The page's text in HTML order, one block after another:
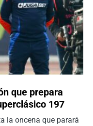
que prepara
197
la oncena que parará